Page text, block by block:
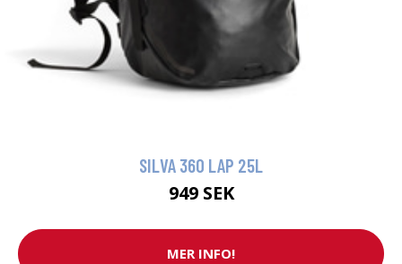
SILVA 360 LAP 25L
949 SEK
MER INFO!